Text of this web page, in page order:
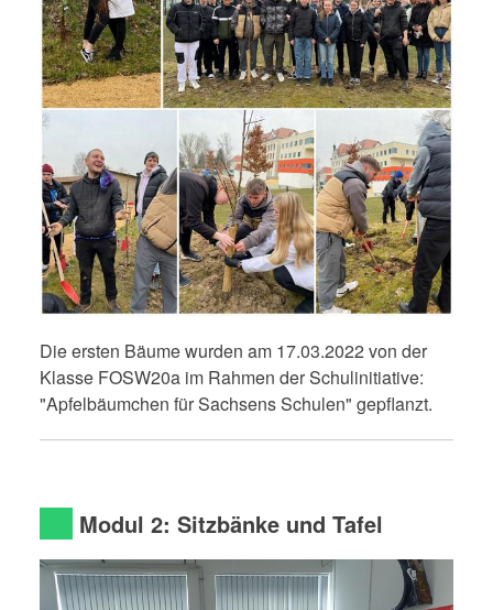
Die ersten Bäume wurden am 17.03.2022 von der
Klasse FOSW20a im Rahmen der Schulinitiative:
"Apfelbäumchen für Sachsens Schulen" gepflanzt.
Modul 2: Sitzbänke und Tafel